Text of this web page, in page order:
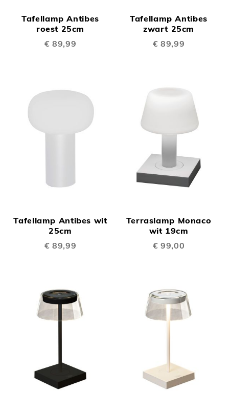
Tafellamp Antibes
roest 25cm
€ 89,99
Tafellamp Antibes
zwart 25cm
€ 89,99
Tafellamp Antibes wit
25cm
€ 89,99
Terraslamp Monaco
wit 19cm
€ 99,00